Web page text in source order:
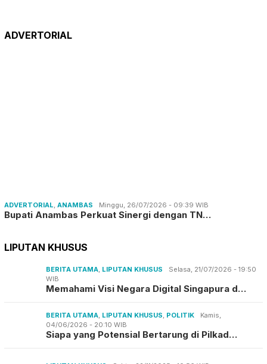
ADVERTORIAL
ADVERTORIAL, ANAMBAS Minggu, 26/07/2026 - 09:39 WIB
Bupati Anambas Perkuat Sinergi dengan TN…
LIPUTAN KHUSUS
BERITA UTAMA, LIPUTAN KHUSUS
Selasa, 21/07/2026 - 19:50
WIB
Memahami Visi Negara Digital Singapura d…
BERITA UTAMA, LIPUTAN KHUSUS, POLITIK
Kamis,
04/06/2026 - 20:10 WIB
Siapa yang Potensial Bertarung di Pilkad…